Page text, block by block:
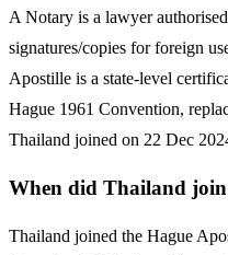
A Notary is a lawyer
signatures/copies for foreign
Apostille is a state-level
Hague 1961 Convention,
Thailand joined on 22 Dec
When did Thailand
Thailand joined the Hague